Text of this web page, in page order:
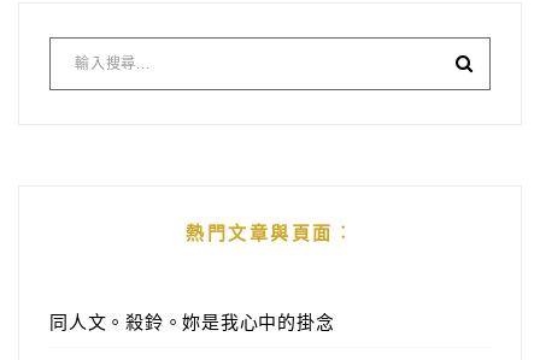
熱門文章與頁面︰
同人文。殺鈴。妳是我心中的掛念